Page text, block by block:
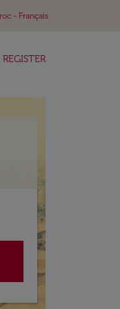
- Français
REGISTER